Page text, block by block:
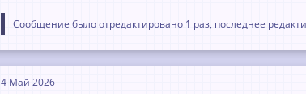
Сообщение было отредактировано 1 раз, последнее
4 Май 2026